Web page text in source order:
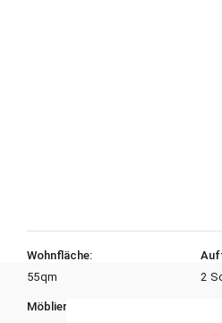
Wohnfläche:
55qm
2
Möbliert: